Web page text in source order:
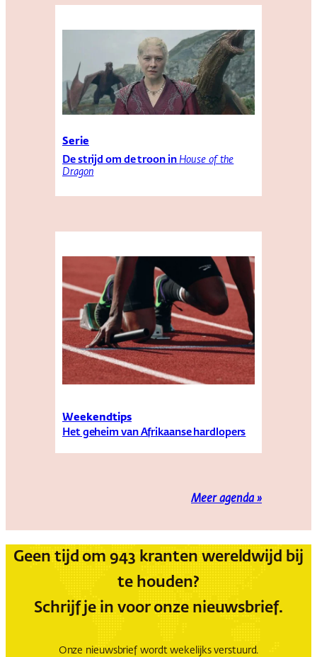
Serie
De strijd om de troon in House of the
Dragon
Weekendtips
Het geheim van Afrikaanse hardlopers
Meer agenda »
Geen tijd om 943 kranten wereldwijd bij
te houden?
Schrijf je in voor onze nieuwsbrief.
Onze nieuwsbrief wordt wekelijks verstuurd.